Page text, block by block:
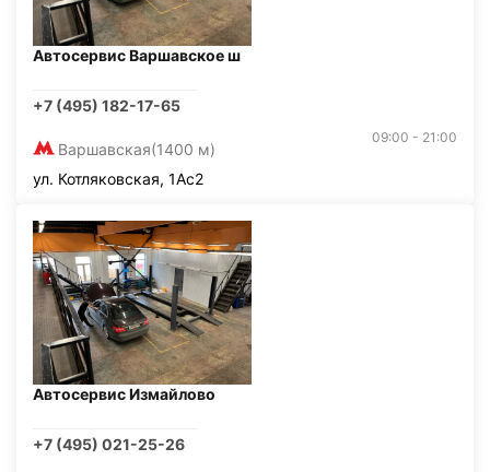
Автосервис Варшавское ш
+7 (495) 182-17-65
Варшавская(1400 м)
09:00 - 21:00
ул. Котляковская, 1Ас2
Автосервис Измайлово
+7 (495) 021-25-26